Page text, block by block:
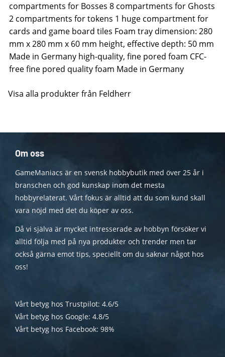
compartments for Bosses 8 compartments for Ghosts
2 compartments for tokens 1 huge compartment for
cards and game board tiles Foam tray dimension: 280
mm x 280 mm x 60 mm height, effective depth: 50 mm
Made in Germany high-quality, fine pored foam CFC-
free fine pored quality foam Made in Germany
Visa alla produkter från Feldherr
Om oss
GameManiacs är en svensk hobbybutik med över 25 år i
branschen och god kunskap inom det mesta
hobbyrelaterat. Vårt fokus är alltid att du som kund skall
vara nöjd med det du köper av oss.
Då vi själva är mycket intresserade av hobbyn försöker vi
alltid följa med på nya produkter och trender men tar
också gärna emot tips, speciellt om du saknar något hos
oss!
Vårt betyg hos Trustpilot: 4.6/5
Vårt betyg hos Google: 4.8/5
Vårt betyg hos Facebook: 98%